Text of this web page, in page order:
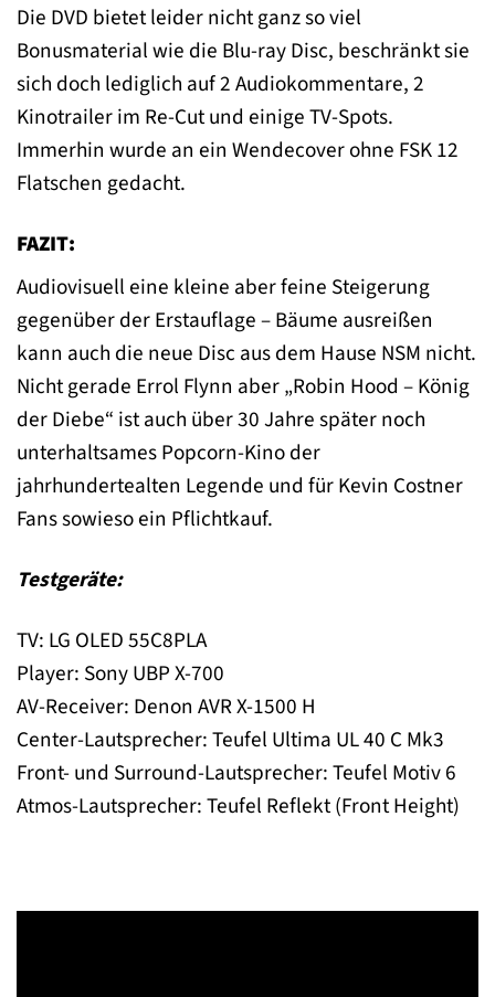
Die DVD bietet leider nicht ganz so viel
Bonusmaterial wie die Blu-ray Disc, beschränkt sie
sich doch lediglich auf 2 Audiokommentare, 2
Kinotrailer im Re-Cut und einige TV-Spots.
Immerhin wurde an ein Wendecover ohne FSK 12
Flatschen gedacht.
FAZIT:
Audiovisuell eine kleine aber feine Steigerung
gegenüber der Erstauflage – Bäume ausreißen
kann auch die neue Disc aus dem Hause NSM nicht.
Nicht gerade Errol Flynn aber „Robin Hood – König
der Diebe“ ist auch über 30 Jahre später noch
unterhaltsames Popcorn-Kino der
jahrhundertealten Legende und für Kevin Costner
Fans sowieso ein Pflichtkauf.
Testgeräte:
TV: LG OLED 55C8PLA
Player: Sony UBP X-700
AV-Receiver: Denon AVR X-1500 H
Center-Lautsprecher: Teufel Ultima UL 40 C Mk3
Front- und Surround-Lautsprecher: Teufel Motiv 6
Atmos-Lautsprecher: Teufel Reflekt (Front Height)